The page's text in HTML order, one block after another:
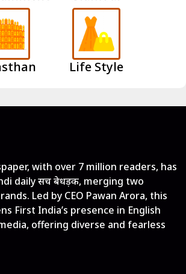
Life Style
with over 7 million readers, has
daily सच बेधड़क, merging two
Led by CEO Pawan Arora, this
First India’s presence in English
offering diverse and fearless